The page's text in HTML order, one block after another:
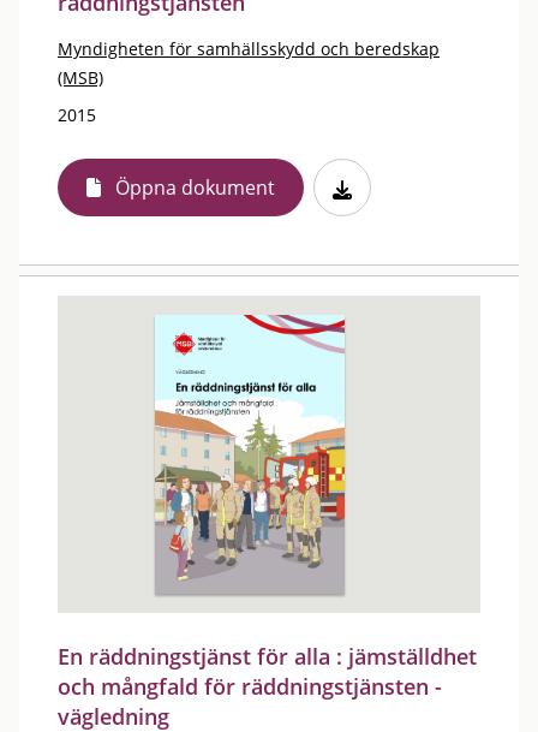
Myndigheten för samhällsskydd och beredskap
(MSB)
2015
Öppna dokument
En räddningstjänst för alla : jämställdhet
och mångfald för räddningstjänsten -
vägledning